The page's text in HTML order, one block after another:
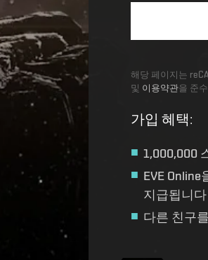
해당 페이지는
및 이용약관을 준
가입 혜택:
1,000,000
EVE
지급됩니다
다른 친구